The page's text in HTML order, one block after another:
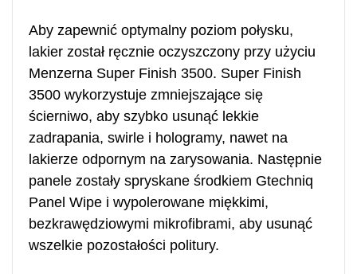
Aby zapewnić optymalny poziom połysku,
lakier został ręcznie oczyszczony przy użyciu
Menzerna Super Finish 3500. Super Finish
3500 wykorzystuje zmniejszające się
ścierniwo, aby szybko usunąć lekkie
zadrapania, swirle i hologramy, nawet na
lakierze odpornym na zarysowania. Następnie
panele zostały spryskane środkiem Gtechniq
Panel Wipe i wypolerowane miękkimi,
bezkrawędziowymi mikrofibrami, aby usunąć
wszelkie pozostałości politury.